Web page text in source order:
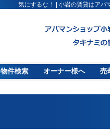
気にするな！ | 小岩の賃貸はアパ
物件検索 オーナー様へ 売